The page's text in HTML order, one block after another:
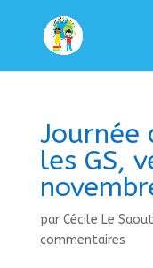
Journée
les GS,
par Cécile Le Saout
commentaires